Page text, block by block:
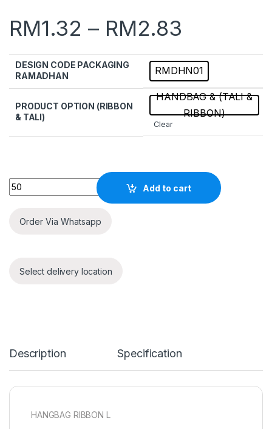
RM1.32 – RM2.83
DESIGN CODE PACKAGING
RAMADHAN
RMDHN01
PRODUCT OPTION (RIBBON
& TALI)
HANDBAG & (TALI &
RIBBON)
Clear
Quantity
Add to cart
Order Via Whatsapp
Select delivery location
Description Specification
HANGBAG RIBBON L